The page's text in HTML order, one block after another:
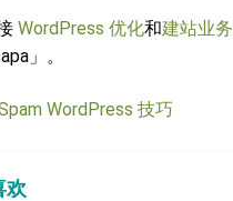
WordPress 优化和建站业务
」。
WordPress 技巧
欢